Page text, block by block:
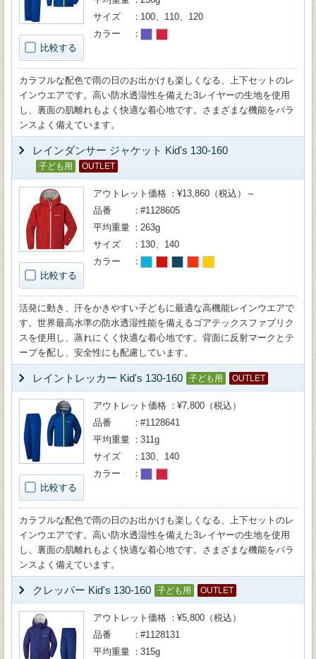
比較する
サイズ
100、110、120
カラー
カラフルな配色で雨の日のお出かけも楽しくなる、上下セットのレ
インウエアです。高い防水透湿性を備えた3レイヤーの生地を使用
し、裏面の肌離れもよく快適な着心地です。さまざまな機能をバラ
ンスよく備えています。
レインダンサー ジャケット Kid's 130-160
子ども用 OUTLET
比較する
アウトレット価格
¥13,860（税込）～
品番
#1128605
平均重量
263g
サイズ
130、140
カラー
活発に動き、汗をかきやすい子どもに最適な高機能レインウエアで
す。世界最高水準の防水透湿性能を備えるゴアテックスファブリク
スを使用し、蒸れにくく快適な着心地です。背面に反射マークとテ
ープを配し、安全性にも配慮しています。
レイントレッカー Kid's 130-160 子ども用 OUTLET
比較する
アウトレット価格
¥7,800（税込）
品番
#1128641
平均重量
311g
サイズ
130、140
カラー
カラフルな配色で雨の日のお出かけも楽しくなる、上下セットのレ
インウエアです。高い防水透湿性を備えた3レイヤーの生地を使用
し、裏面の肌離れもよく快適な着心地です。さまざまな機能をバラ
ンスよく備えています。
クレッパー Kid's 130-160 子ども用 OUTLET
アウトレット価格
¥5,800（税込）
品番
#1128131
平均重量
315g